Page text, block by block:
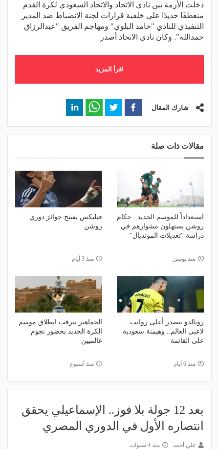
دخلت الأزمة بين نادي الاتحاد والاتحاد السعودي لكرة القدم
منعطفًا جديدًا على خلفية قرارات لجنة الانضباط ضد المدير
التنفيذي للنادي "حامد البلوي" ومهاجم الفريق "عبدالرزاق
حمدالله". وكان نادي الاتحاد أصدر
اقرأ المزيد
شارك المقال
مقالات ذات صلة
استعداداً للموسم الجديد.. حكام
روشن يستهلون مشوارهم في
دراسة "تعديلات المونديال"
منذ يومين
فيليكس يفتتح جوائز دوري
روشن
منذ 3 أيام
رونالدو يتصدر أعلى رواتب
لاعبي العالم.. وهيمنة سعودية
على القائمة
منذ 6 أيام
الجماهير تترقب انطلاق موسم
الكرة الجديد بحضور نجوم
عالميين
منذ أسبوع
بعد 12 جولة بلا فوز.. الإسماعيلي يحقق
انتصاره الأول في الدوري المصري
علي أحمد منذ 4 سنوات